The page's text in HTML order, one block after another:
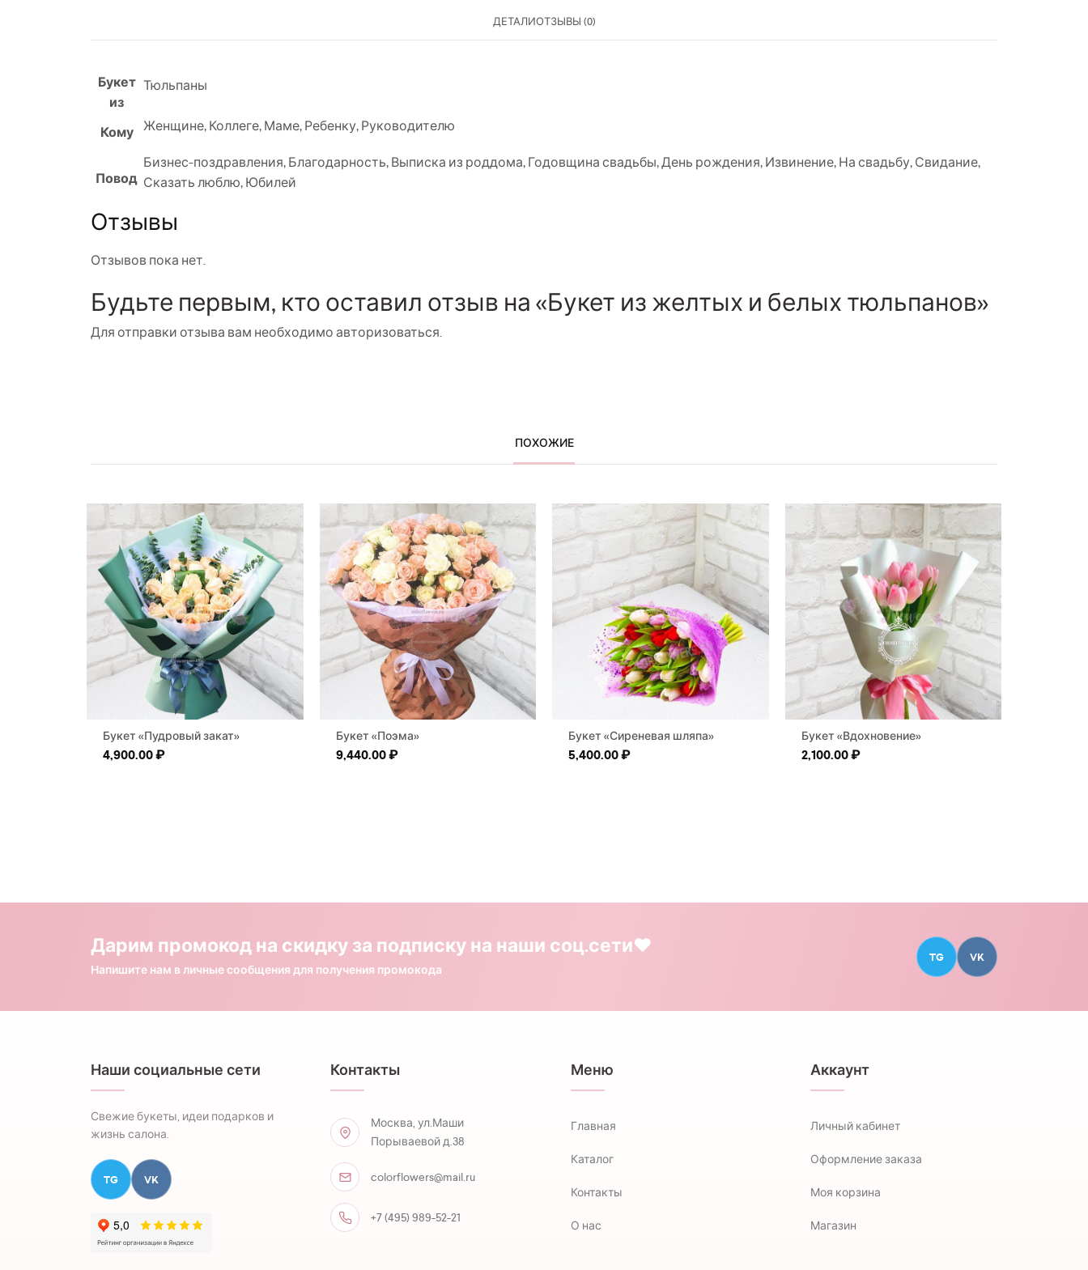
ДЕТАЛИОТЗЫВЫ (0)
Букет
из
Тюльпаны
Кому Женщине,Коллеге,Маме,Ребенку,Руководителю
Повод
Бизнес-поздравления,Благодарность,Выписка из роддома,Годовщина свадьбы,День рождения,Извинение,На свадьбу,Свидание,
Сказать люблю,Юбилей
Отзывы
Отзывов пока нет.
Будьте первым, кто оставил отзыв на «Букет из желтых и белых тюльпанов»
Для отправки отзыва вам необходимо авторизоваться.
ПОХОЖИЕ
Букет «Пудровый закат»
4,900.00₽
Букет «Поэма»
9,440.00₽
Букет «Сиреневая шляпа»
5,400.00₽
Букет «Вдохновение»
2,100.00₽
Дарим промокод на скидку за подписку на наши соц.сети❤️
Напишите нам в личные сообщения для получения промокода
TG VK
Наши социальные сети
Свежие букеты, идеи подарков и
жизнь салона.
TG VK
Контакты
Москва, ул.Маши
Порываевой д.38
colorflowers@mail.ru
+7 (495) 989-52-21
Меню
Главная
Каталог
Контакты
О нас
Аккаунт
Личный кабинет
Оформление заказа
Моя корзина
Магазин